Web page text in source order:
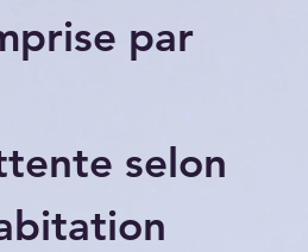
par
selon